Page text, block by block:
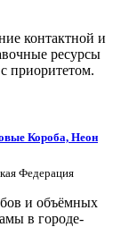
контактной и
ресурсы
приоритетом.
Короба, Неон
Федерация
и объёмных
в городе-